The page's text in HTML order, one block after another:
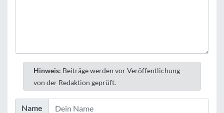
Hinweis: Beiträge werden vor Veröffentlichung
von der Redaktion geprüft.
Name